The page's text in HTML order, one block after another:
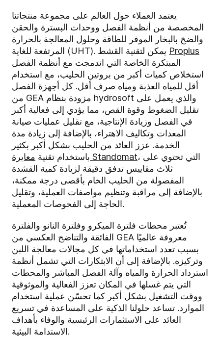
يعتمد العملاء حول العالم على مجموعة منتجاتنا
المخصصة من أنظمة الفصل ووحدات البسترة والحقن
والضخ بالبخار الموفر للطاقة وحلول المعالجة بالحرارة
Proplus
المبتكرة الخاصة التي اندمجت مع أنظمة الفصل
استخلاص كميات أكبر من بروتين الحليب، مع استخدام
أقل للمياه العذبة ومياه صرف أقل. كل أجهزة الفصل
من GEA مزودة بنظام hydrosoft والذي يعمل على
تقليل الضغوط وقوة القص، مما يؤدي إلى فعالية أكبر
في الفصل وزيادة الإنتاجية، مع تقليل عمليات صيانة
المعدات وتكاليف الاهتراء، بالإضافة إلى زيادة مدة
الخدمة. عزز العائد من الحليب بشكل أكبر بكثير
باستخدام تقنية معايرة Standomat، التي تحتوي على
ثلاث مقاييس تدفق دقيقة لزيادة كمية القشدة
المفصولة من الحليب الخام بأقصى درجة ممكنة،
بالإضافة إلى مراقبة وتنظيم مواصفات العملية، وتقليل
الحاجة إلى الفحوصات المعملية.
تُعتبر محطات فلترة الميكرو وفلترة النانو والفلترة
الفائقة والتناضح العكسي من GEA معروفة عالميًا
بسبب تعدد استخداماتها في كل مجالات معالجة اللبن
وتركيزه. بالإضافة إلى أن الابتكارات التي تشمل أنظمة
استرداد الحرارة والمياه وآلة الفصل المباشر والمحطات
التي يتم غسلها في المكان تعزز الفعالية والموثوقية
ووقت التشغيل بشكل أكبر كما تحسّن عملية استخدام
الموارد. تساعد حلولنا الذكية على المساعدة في تسريع
العائد على الاستثمارات الرئيسية والوفاء بأهداف
الاستدامة البيئية.